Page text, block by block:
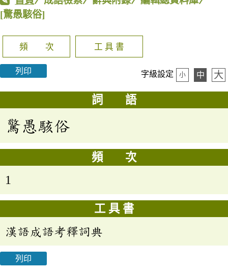
[驚愚駭俗]
頻 次 工 具 書
列印 字級設定 小 中 大
詞 語
驚愚駭俗
頻 次
1
工 具 書
漢語成語考釋詞典
列印